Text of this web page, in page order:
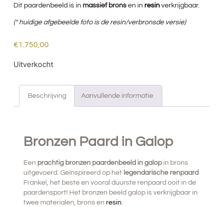
Dit paardenbeeld is in massief bronsen in resinverkrijgbaar.
(* huidige afgebeelde foto is de resin/verbronsde versie)
€1.750,00
Uitverkocht
Beschrijving Aanvullende informatie
Bronzen Paard in Galop
Een prachtig bronzen paardenbeeld in galop in brons
uitgevoerd. Geïnspireerd op het legendarische renpaard
Frankel , het beste en vooral duurste renpaard ooit in de
paardensport! Het bronzen beeld galop is verkrijgbaar in
twee materialen, brons en resin.